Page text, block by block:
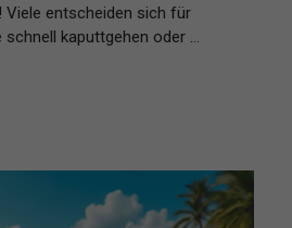
Viele entscheiden sich für
schnell kaputtgehen oder …